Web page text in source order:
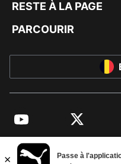
RESTE À LA PAGE
PARCOURIR
YouTube Twitter
© PUMA